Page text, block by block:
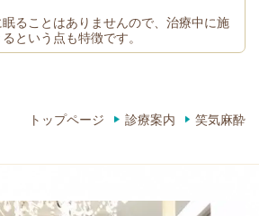
ることはありませんので、治療中に施
という点も特徴です。
トップページ 診療案内 笑気麻酔